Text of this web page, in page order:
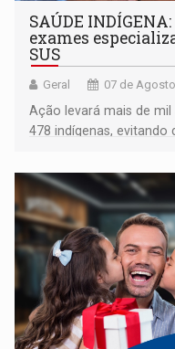
SAÚDE
exames
SUS
Geral 07 de
Ação levará mais de
478 indígenas,